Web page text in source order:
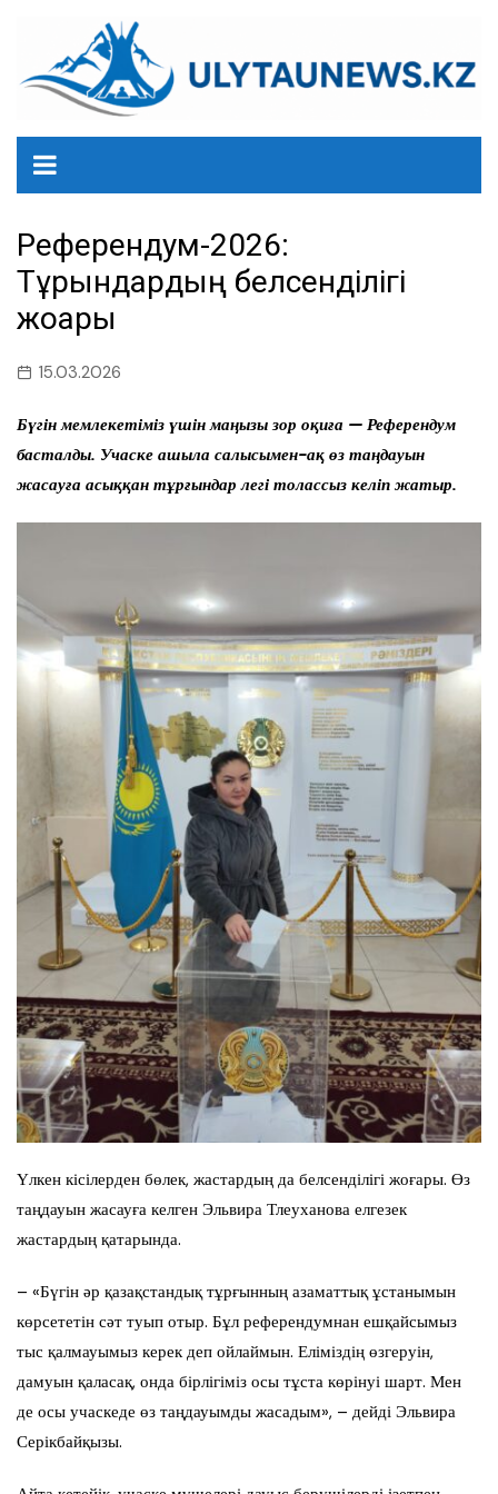
содержанию
Референдум-2026:
Тұрғындардың белсенділігі
жоғары
15.03.2026
Бүгін мемлекетіміз үшін маңызы зор оқиға — Референдум
басталды. Учаске ашыла салысымен-ақ өз таңдауын
жасауға асыққан тұрғындар легі толассыз келіп жатыр.
Үлкен кісілерден бөлек, жастардың да белсенділігі жоғары. Өз
таңдауын жасауға келген Эльвира Тлеуханова елгезек
жастардың қатарында.
– «Бүгін әр қазақстандық тұрғынның азаматтық ұстанымын
көрсететін сәт туып отыр. Бұл референдумнан ешқайсымыз
тыс қалмауымыз керек деп ойлаймын. Еліміздің өзгеруін,
дамуын қаласақ, онда бірлігіміз осы тұста көрінуі шарт. Мен
де осы учаскеде өз таңдауымды жасадым», – дейді Эльвира
Серікбайқызы.